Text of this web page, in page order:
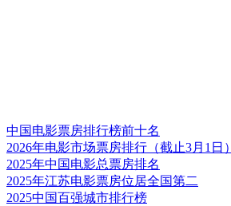
中国电影票房排行榜前十名
2026年电影市场票房排行（截止3月1日）
2025年中国电影总票房排名
2025年江苏电影票房位居全国第二
2025中国百强城市排行榜